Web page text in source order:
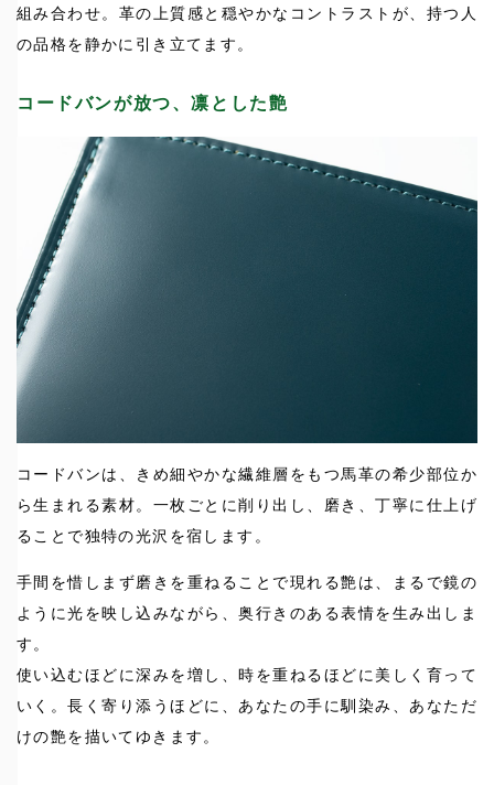
組み合わせ。革の上質感と穏やかなコントラストが、持つ人
の品格を静かに引き立てます。
コードバンが放つ、凛とした艶
コードバンは、きめ細やかな繊維層をもつ馬革の希少部位か
ら生まれる素材。一枚ごとに削り出し、磨き、丁寧に仕上げ
ることで独特の光沢を宿します。
手間を惜しまず磨きを重ねることで現れる艶は、まるで鏡の
ように光を映し込みながら、奥行きのある表情を生み出しま
す。
使い込むほどに深みを増し、時を重ねるほどに美しく育って
いく。長く寄り添うほどに、あなたの手に馴染み、あなただ
けの艶を描いてゆきます。